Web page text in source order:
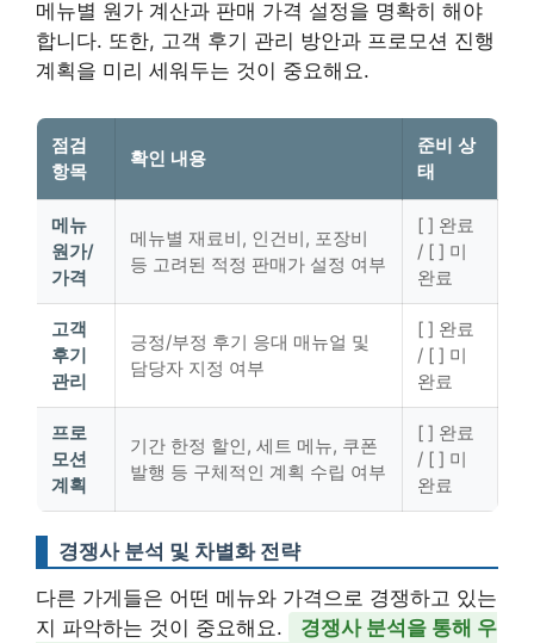
메뉴별 원가 계산과 판매 가격 설정을 명확히 해야
합니다. 또한, 고객 후기 관리 방안과 프로모션 진행
계획을 미리 세워두는 것이 중요해요.
점검
항목
확인 내용
준비 상
태
메뉴
원가/
가격
메뉴별 재료비, 인건비, 포장비
등 고려된 적정 판매가 설정 여부
[ ] 완료
/ [ ] 미
완료
고객
후기
관리
긍정/부정 후기 응대 매뉴얼 및
담당자 지정 여부
[ ] 완료
/ [ ] 미
완료
프로
모션
계획
기간 한정 할인, 세트 메뉴, 쿠폰
발행 등 구체적인 계획 수립 여부
[ ] 완료
/ [ ] 미
완료
경쟁사 분석 및 차별화 전략
다른 가게들은 어떤 메뉴와 가격으로 경쟁하고 있는
지 파악하는 것이 중요해요.
경쟁사 분석을 통해 우